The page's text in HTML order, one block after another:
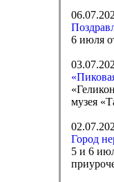
6 июля
музея
Город
5 и 6